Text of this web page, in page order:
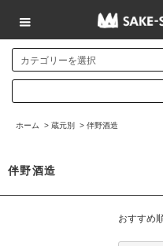
ホーム > 蔵元別 > 伴野酒造
伴野酒造
おすすめ